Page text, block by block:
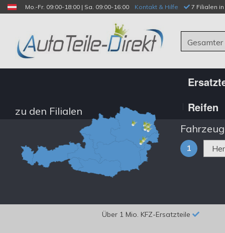
Mo.-Fr. 09:00-18:00 | Sa. 09:00-16:00 Kontakt & Hilfe 7 Filialen
Gesamter
Reifen
zu den Filialen
1
Über 1 Mio. KFZ-Ersatzteile